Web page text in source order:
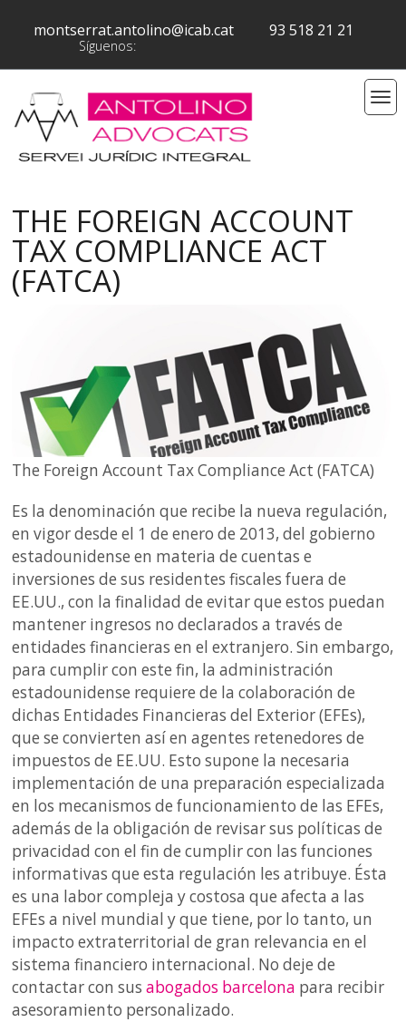
montserrat.antolino@icab.cat 93 518 21 21
Síguenos:
THE FOREIGN ACCOUNT
TAX COMPLIANCE ACT
(FATCA)
The Foreign Account Tax Compliance Act (FATCA)
Es la denominación que recibe la nueva regulación,
en vigor desde el 1 de enero de 2013, del gobierno
estadounidense en materia de cuentas e
inversiones de sus residentes fiscales fuera de
EE.UU., con la finalidad de evitar que estos puedan
mantener ingresos no declarados a través de
entidades financieras en el extranjero. Sin embargo,
para cumplir con este fin, la administración
estadounidense requiere de la colaboración de
dichas Entidades Financieras del Exterior (EFEs),
que se convierten así en agentes retenedores de
impuestos de EE.UU. Esto supone la necesaria
implementación de una preparación especializada
en los mecanismos de funcionamiento de las EFEs,
además de la obligación de revisar sus políticas de
privacidad con el fin de cumplir con las funciones
informativas que esta regulación les atribuye. Ésta
es una labor compleja y costosa que afecta a las
EFEs a nivel mundial y que tiene, por lo tanto, un
impacto extraterritorial de gran relevancia en el
sistema financiero internacional. No deje de
contactar con susabogados barcelona para recibir
asesoramiento personalizado.